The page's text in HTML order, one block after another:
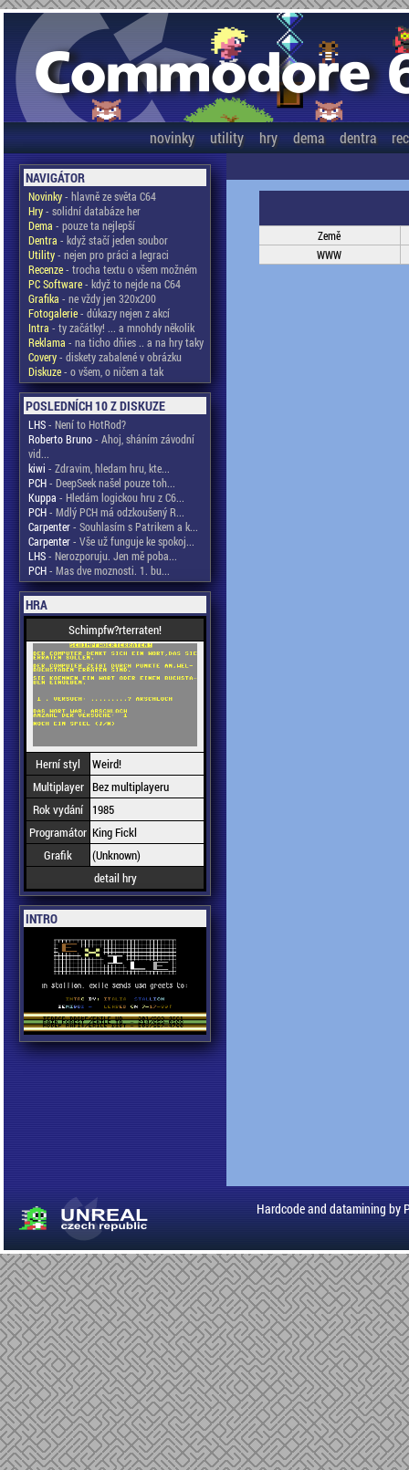
novinky utility hry dema dentra
NAVIGÁTOR
Novinky- hlavně ze světa C64
Hry- solidní databáze her
Dema - pouze ta nejlepší
Dentra - když stačí jeden soubor
Utility- nejen pro práci a legraci
Recenze- trocha textu o všem možném
PC Software- když to nejde na C64
Grafika - ne vždy jen 320x200
Fotogalerie- důkazy nejen z akcí
Intra - ty začátky! ... a mnohdy několik
Reklama - na ticho dňies .. a na hry taky
Covery- diskety zabalené v obrázku
Diskuze- o všem, o ničem a tak
POSLEDNÍCH 10 Z DISKUZE
LHS- Není to HotRod?
Roberto Bruno- Ahoj, sháním závodní
vid...
kiwi - Zdravim, hledam hru, kte...
PCH- DeepSeek našel pouze toh...
Kuppa - Hledám logickou hru z C6...
PCH- Mdlý PCH má odzkoušený R...
Carpenter- Souhlasím s Patrikem a k...
Carpenter- Vše už funguje ke spokoj...
LHS- Nerozporuju. Jen mě poba...
PCH- Mas dve moznosti. 1. bu...
HRA
Schimpfw?rterraten!
Herní styl
Weird!
Multiplayer Bez multiplayeru
Rok vydání
1985
Programátor King Fickl
Grafik
(Unknown)
detail hry
INTRO
Země
WWW
Hardcode and datamining by